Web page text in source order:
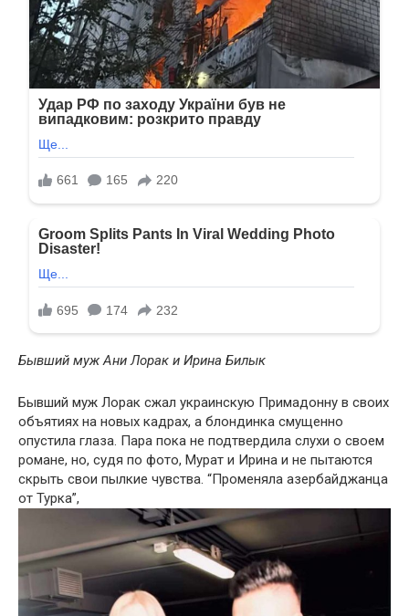
Бывший муж Ани Лорак и Ирина Билык
Бывший муж Лорак сжал украинскую Примадонну в своих
объятиях на новых кадрах, а блондинка смущенно
опустила глаза. Пара пока не подтвердила слухи о своем
романе, но, судя по фото, Мурат и Ирина и не пытаются
скрыть свои пылкие чувства. “Променяла азербайджанца
от Турка”,